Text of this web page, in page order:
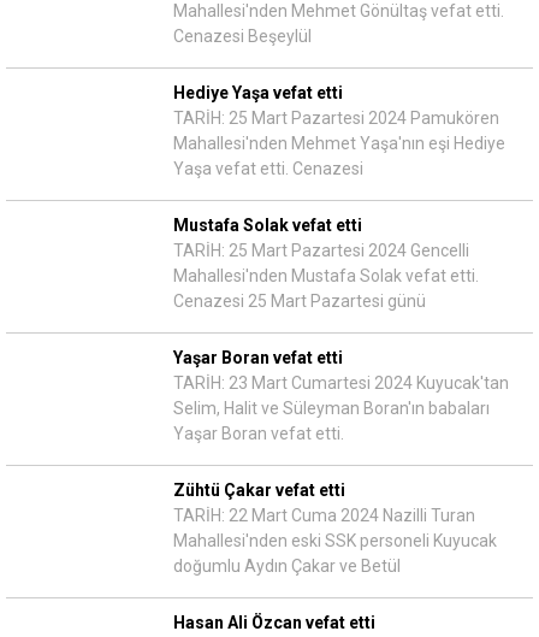
Mahallesi'nden Mehmet Gönültaş vefat etti.
Cenazesi Beşeylül
Hediye Yaşa vefat etti
TARİH: 25 Mart Pazartesi 2024 Pamukören
Mahallesi'nden Mehmet Yaşa'nın eşi Hediye
Yaşa vefat etti. Cenazesi
Mustafa Solak vefat etti
TARİH: 25 Mart Pazartesi 2024 Gencelli
Mahallesi'nden Mustafa Solak vefat etti.
Cenazesi 25 Mart Pazartesi günü
Yaşar Boran vefat etti
TARİH: 23 Mart Cumartesi 2024 Kuyucak'tan
Selim, Halit ve Süleyman Boran'ın babaları
Yaşar Boran vefat etti.
Zühtü Çakar vefat etti
TARİH: 22 Mart Cuma 2024 Nazilli Turan
Mahallesi'nden eski SSK personeli Kuyucak
doğumlu Aydın Çakar ve Betül
Hasan Ali Özcan vefat etti